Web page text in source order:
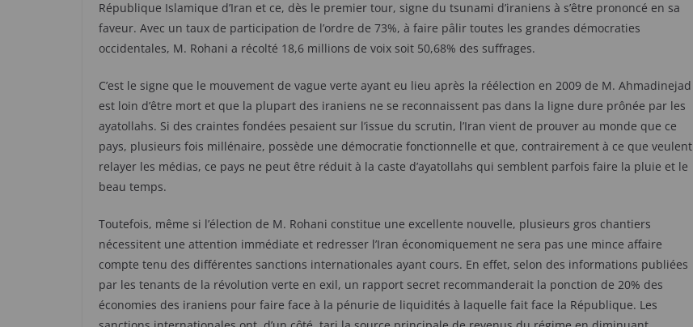
République Islamique d’Iran et ce, dès le premier tour, signe du tsunami d’iraniens à s’être prononcé en sa
faveur. Avec un taux de participation de l’ordre de 73%, à faire pâlir toutes les grandes démocraties
occidentales, M. Rohani a récolté 18,6 millions de voix soit 50,68% des suffrages.
C’est le signe que le mouvement de vague verte ayant eu lieu après la réélection en 2009 de M. Ahmadinejad
est loin d’être mort et que la plupart des iraniens ne se reconnaissent pas dans la ligne dure prônée par les
ayatollahs. Si des craintes fondées pesaient sur l’issue du scrutin, l’Iran vient de prouver au monde que ce
pays, plusieurs fois millénaire, possède une démocratie fonctionnelle et que, contrairement à ce que veulent
relayer les médias, ce pays ne peut être réduit à la caste d’ayatollahs qui semblent parfois faire la pluie et le
beau temps.
Toutefois, même si l’élection de M. Rohani constitue une excellente nouvelle, plusieurs gros chantiers
nécessitent une attention immédiate et redresser l’Iran économiquement ne sera pas une mince affaire
compte tenu des différentes sanctions internationales ayant cours. En effet, selon des informations publiées
par les tenants de la révolution verte en exil, un rapport secret recommanderait la ponction de 20% des
économies des iraniens pour faire face à la pénurie de liquidités à laquelle fait face la République. Les